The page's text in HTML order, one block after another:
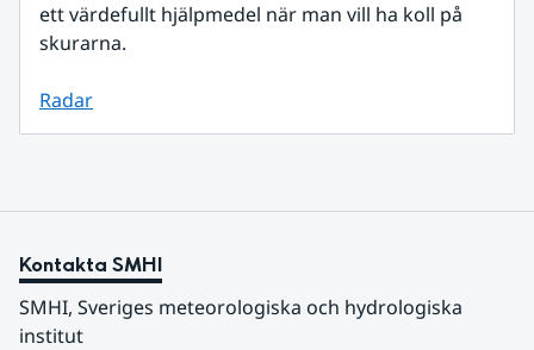
ett värdefullt hjälpmedel när man vill ha koll på
skurarna.
Radar
Kontakta SMHI
SMHI, Sveriges meteorologiska och hydrologiska
institut